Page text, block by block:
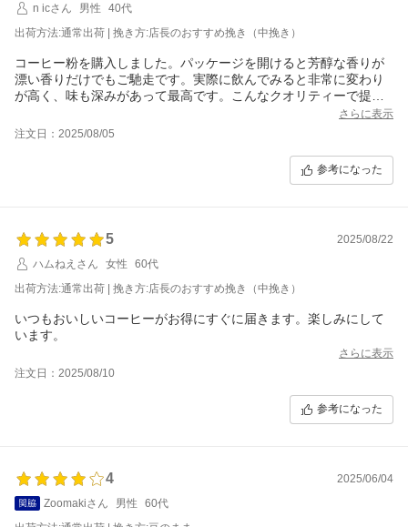
n icさん
男性
40代
出荷方法:通常出荷 | 挽き方:店長のおすすめ挽き（中挽き）
コーヒー粉を購入しました。パッケージを開けると芳醇な香りが
漂い香りだけでもご馳走です。実際に飲んでみると非常に変わり
が高く、味も深みがあって最高です。こんなクオリティーで提供
さらに表示
注文日：2025/08/05
参考になった
5
2025/08/22
ハムねえさん
女性
60代
出荷方法:通常出荷 | 挽き方:店長のおすすめ挽き（中挽き）
いつもおいしいコーヒーがお得にすぐに届きます。楽しみにして
います。
さらに表示
注文日：2025/08/10
参考になった
4
2025/06/04
Zoomakiさん
男性
60代